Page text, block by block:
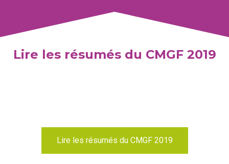
Lire les résumés du CMGF 2019
Lire les résumés du CMGF 2019